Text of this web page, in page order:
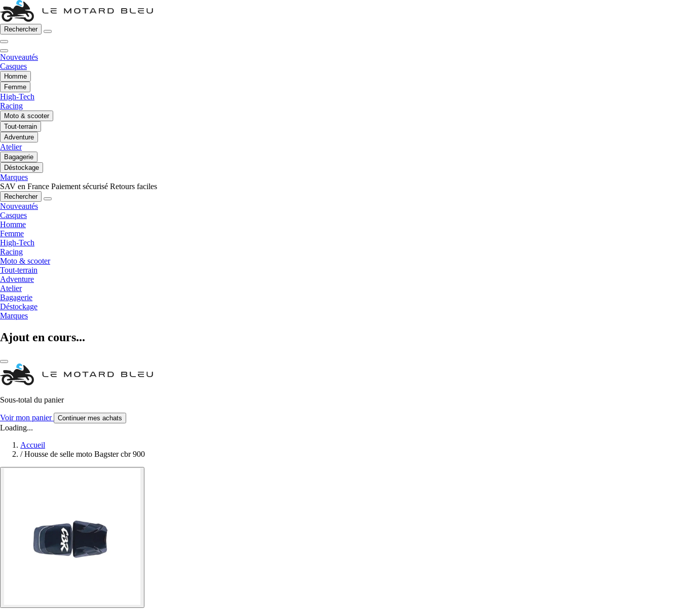
Rechercher
Nouveautés
Casques
Homme
Femme
High-Tech
Racing
Moto & scooter
Tout-terrain
Adventure
Atelier
Bagagerie
Déstockage
Marques
SAV en France Paiement sécurisé Retours faciles
Rechercher
Nouveautés
Casques
Homme
Femme
High-Tech
Racing
Moto & scooter
Tout-terrain
Adventure
Atelier
Bagagerie
Déstockage
Marques
Ajout en cours...
Sous-total du panier
Voir mon panier Continuer mes achats
Loading...
Accueil
/ Housse de selle moto Bagster cbr 900